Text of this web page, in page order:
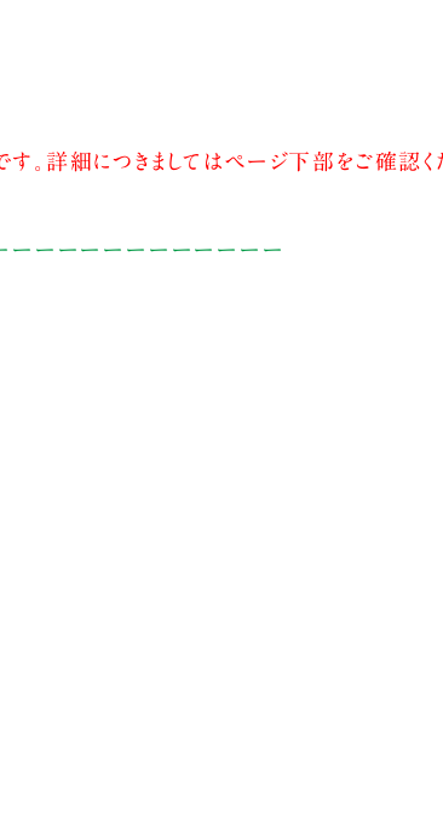
。詳細につきましてはページ下部をご確認くだ
ーーーーーーーーーーー